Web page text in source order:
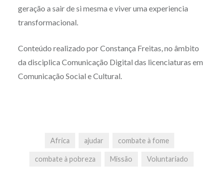
geração a sair de si mesma e viver uma experiencia
transformacional.
Conteúdo realizado por Constança Freitas, no âmbito
da disciplica Comunicação Digital das licenciaturas em
Comunicação Social e Cultural.
Africa ajudar combate à fome
combate à pobreza Missão Voluntariado